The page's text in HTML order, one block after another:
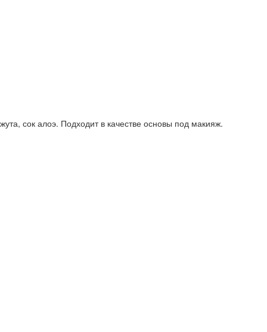
сок алоэ. Подходит в качестве основы под макияж.